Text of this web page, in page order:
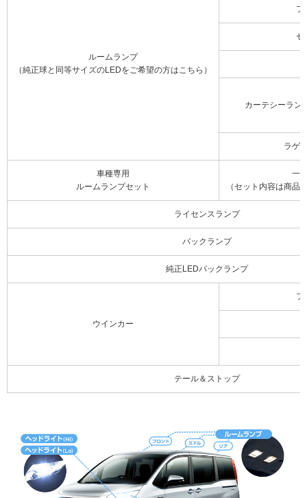
ルームランプ
（純正球と同等サイズのLEDをご希望の方はこちら）
フ
セ
カーテシーラン
ラゲ
車種専用
ルームランプセット
一
（セット内容は商品
ライセンスランプ
バックランプ
純正LEDバックランプ
ウインカー
フ
テール＆ストップ